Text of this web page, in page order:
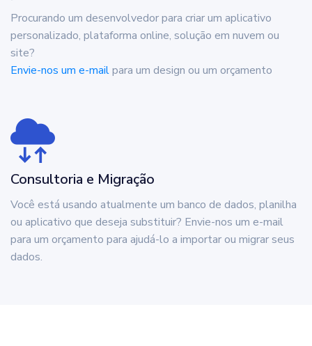
Procurando um desenvolvedor para criar um aplicativo
personalizado, plataforma online, solução em nuvem ou
site?
Envie-nos um e-mailpara um design ou um orçamento
Consultoria e Migração
Você está usando atualmente um banco de dados, planilha
ou aplicativo que deseja substituir? Envie-nos um e-mail
para um orçamento para ajudá-lo a importar ou migrar seus
dados.